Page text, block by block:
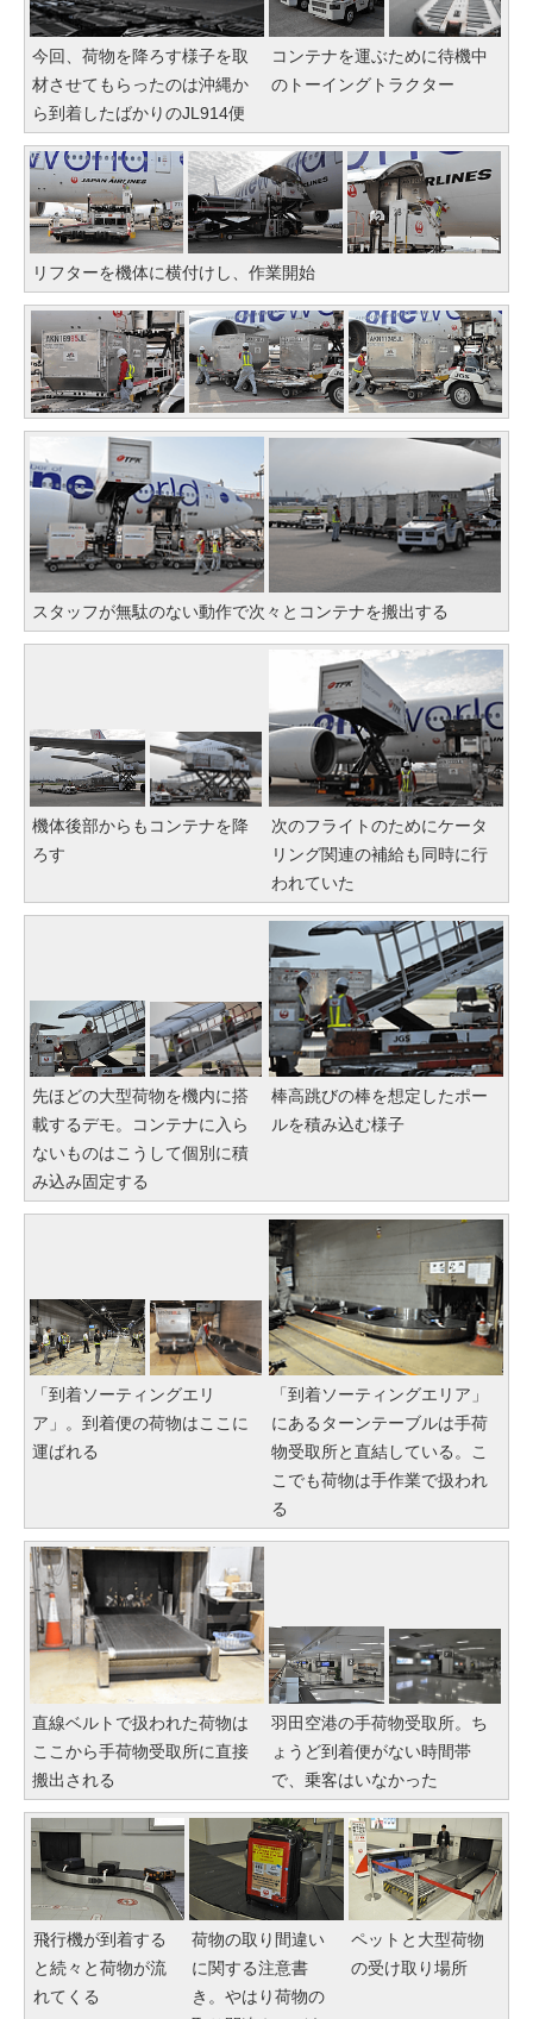
今回、荷物を降ろす様子を取
材させてもらったのは沖縄か
ら到着したばかりのJL914便
コンテナを運ぶために待機中
のトーイングトラクター
リフターを機体に横付けし、作業開始
スタッフが無駄のない動作で次々とコンテナを搬出する
機体後部からもコンテナを降
ろす
次のフライトのためにケータ
リング関連の補給も同時に行
われていた
先ほどの大型荷物を機内に搭
載するデモ。コンテナに入ら
ないものはこうして個別に積
み込み固定する
棒高跳びの棒を想定したポー
ルを積み込む様子
「到着ソーティングエリ
ア」。到着便の荷物はここに
運ばれる
「到着ソーティングエリア」
にあるターンテーブルは手荷
物受取所と直結している。こ
こでも荷物は手作業で扱われ
る
直線ベルトで扱われた荷物は
ここから手荷物受取所に直接
搬出される
羽田空港の手荷物受取所。ち
ょうど到着便がない時間帯
で、乗客はいなかった
飛行機が到着する
と続々と荷物が流
れてくる
荷物の取り間違い
に関する注意書
き。やはり荷物の
ペットと大型荷物
の受け取り場所